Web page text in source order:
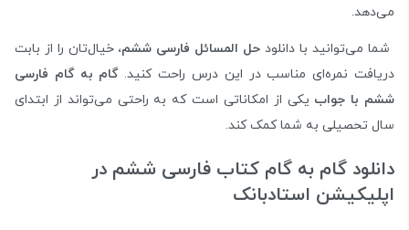
می‌دهد.
شما می‌توانید با دانلود حل المسائل فارسی ششم، خیال‌تان را از بابت
دریافت نمره‌ای مناسب در این درس راحت کنید.گام به گام فارسی
ششم با جواب یکی از امکاناتی است که به راحتی می‌تواند از ابتدای
سال تحصیلی به شما کمک کند.
دانلود گام به گام کتاب فارسی ششم در
اپلیکیشن استادبانک